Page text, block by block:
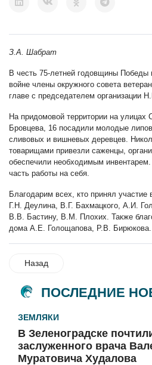
З.А. Шабрат
В честь 75-летней годовщины Победы
войне члены окружного совета
главе с председателем организации
На придомовой территории на улицах
Бровцева, 16 посадили молодые
сливовых и вишневых деревцев.
товарищами привезли саженцы,
обеспечили необходимым
часть работы на себя.
Благодарим всех, кто принял
Г.Н. Деулина, В.Г. Бахмацкого, А.И.
В.В. Бастину, В.М. Плохих. Также
дома А.Е. Голощапова, Р.В. Бирюкова.
Назад
ПОСЛЕДНИЕ
ЗЕМЛЯКИ
В Зеленоградске
заслуженного врача
Муратовича Худалова